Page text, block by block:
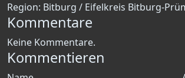
Region: Bitburg / Eifelkreis Bitburg-
Kommentare
Keine Kommentare.
Kommentieren